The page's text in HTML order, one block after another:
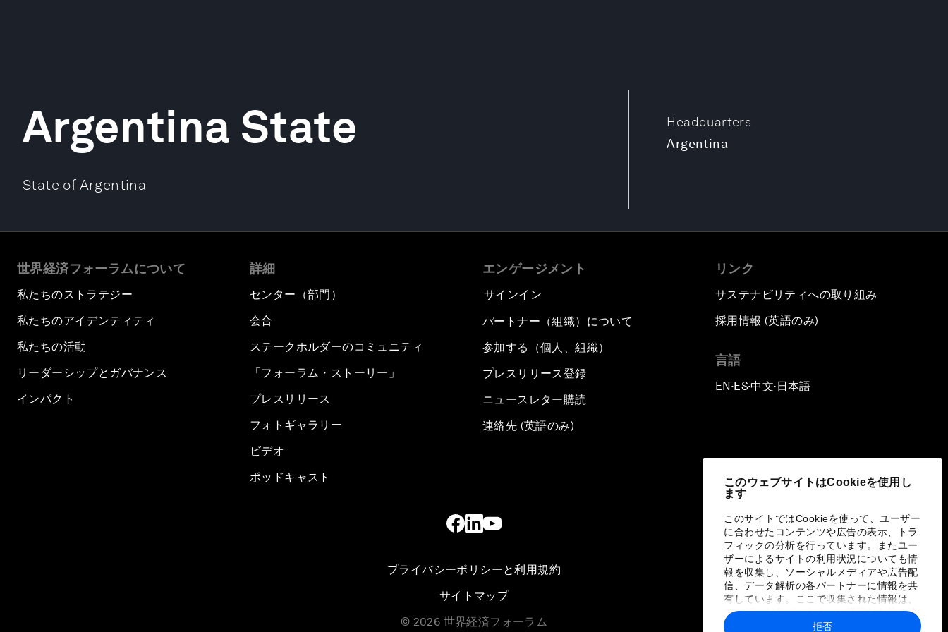
このウェブサイトはCookieを使用し
ます
このサイトではCookieを使って、ユーザー
に合わせたコンテンツや広告の表示、トラ
フィックの分析を行っています。またユー
ザーによるサイトの利用状況についても情
報を収集し、ソーシャルメディアや広告配
信、データ解析の各パートナーに情報を共
有しています。ここで収集された情報は、
ユーザーが各パートナーに提供した他の情
報や各パートナーのサービスを使用した際
拒否
Headquarters
Argentina
Argentina State
State of Argentina
世界経済フォーラムについて
私たちのストラテジー
私たちのアイデンティティ
私たちの活動
リーダーシップとガバナンス
インパクト
詳細
センター（部門）
会合
ステークホルダーのコミュニティ
「フォーラム・ストーリー」
プレスリリース
フォトギャラリー
ビデオ
ポッドキャスト
エンゲージメント
サインイン
パートナー（組織）について
参加する（個人、組織）
プレスリリース登録
ニュースレター購読
連絡先 (英語のみ)
リンク
サステナビリティへの取り組み
採用情報 (英語のみ)
言語
EN ▪ES▪中文▪ 日本語
プライバシーポリシーと利用規約
サイトマップ
© 2026 世界経済フォーラム